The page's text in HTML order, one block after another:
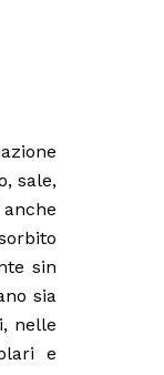
sale,
sin
sia
nelle
e